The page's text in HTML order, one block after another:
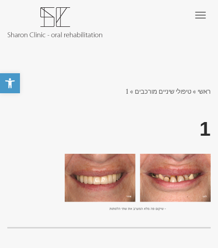
פתח
תפריט
ראשי »טיפולי שיניים מורכבים »
1
1